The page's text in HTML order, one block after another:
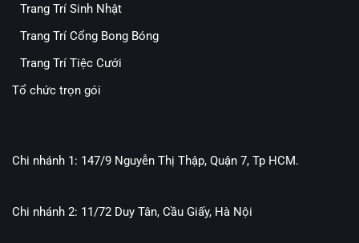
Trang Trí Sinh Nhật
Trang Trí Cổng Bong Bóng
Trang Trí Tiệc Cưới
Tổ chức trọn gói
Chi nhánh 1: 147/9 Nguyễn Thị Thập, Quận 7, Tp HCM.
Chi nhánh 2: 11/72 Duy Tân, Cầu Giấy, Hà Nội